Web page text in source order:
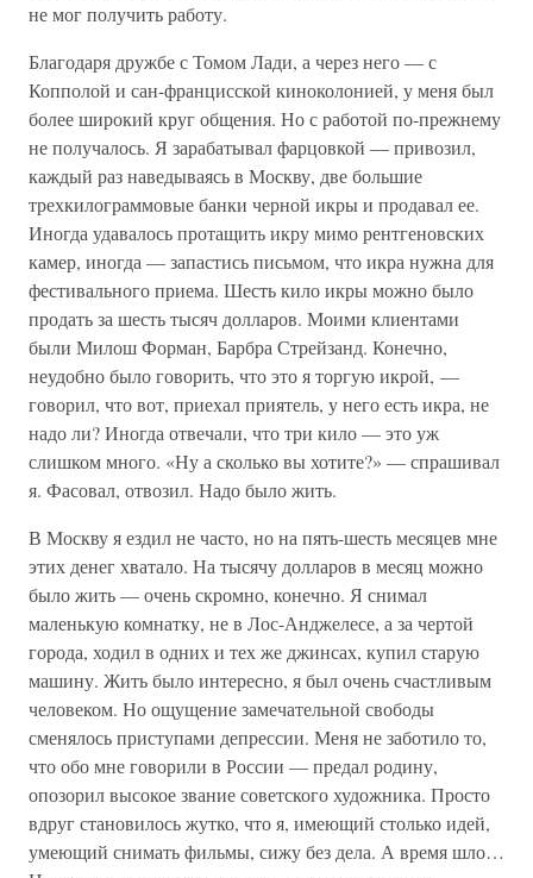
не мог получить работу.
Благодаря дружбе с Томом Лади, а через него — с
Копполой и сан-францисской киноколонией, у меня был
более широкий круг общения. Но с работой по-прежнему
не получалось. Я зарабатывал фарцовкой — привозил,
каждый раз наведываясь в Москву, две большие
трехкилограммовые банки черной икры и продавал ее.
Иногда удавалось протащить икру мимо рентгеновских
камер, иногда — запастись письмом, что икра нужна для
фестивального приема. Шесть кило икры можно было
продать за шесть тысяч долларов. Моими клиентами
были Милош Форман, Барбра Стрейзанд. Конечно,
неудобно было говорить, что это я торгую икрой, —
говорил, что вот, приехал приятель, у него есть икра, не
надо ли? Иногда отвечали, что три кило — это уж
слишком много. «Ну а сколько вы хотите?» — спрашивал
я. Фасовал, отвозил. Надо было жить.
В Москву я ездил не часто, но на пять-шесть месяцев мне
этих денег хватало. На тысячу долларов в месяц можно
было жить — очень скромно, конечно. Я снимал
маленькую комнатку, не в Лос-Анджелесе, а за чертой
города, ходил в одних и тех же джинсах, купил старую
машину. Жить было интересно, я был очень счастливым
человеком. Но ощущение замечательной свободы
сменялось приступами депрессии. Меня не заботило то,
что обо мне говорили в России — предал родину,
опозорил высокое звание советского художника. Просто
вдруг становилось жутко, что я, имеющий столько идей,
умеющий снимать фильмы, сижу без дела. А время шло…